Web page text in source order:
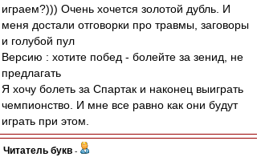
играем?))) Очень хочется золотой дубль. И
меня достали отговорки про травмы, заговоры
и голубой пул
Версию : хотите побед - болейте за зенид, не
предлагать
Я хочу болеть за Спартак и наконец выиграть
чемпионство. И мне все равно как они будут
играть при этом.
Читатель букв -